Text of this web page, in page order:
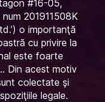
#16-05,
201911508K
o importanţă
cu privire la
este foarte
Din acest motiv
colectate şi
legale.